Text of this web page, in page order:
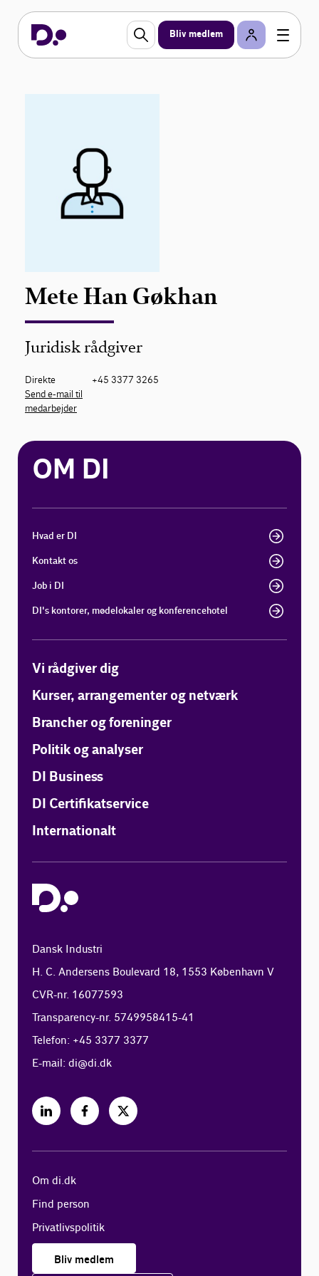
Bliv medlem
Mete Han Gøkhan
Juridisk rådgiver
Direkte
+45 3377 3265
Send e-mail til
medarbejder
OM DI
Hvad er DI
Kontakt os
Job i DI
DI's kontorer, mødelokaler og konferencehotel
Vi rådgiver dig
Kurser, arrangementer og netværk
Brancher og foreninger
Politik og analyser
DI Business
DI Certifikatservice
Internationalt
Dansk Industri
H. C. Andersens Boulevard 18, 1553 København V
CVR-nr. 16077593
Transparency-nr. 5749958415-41
Telefon: +45 3377 3377
E-mail:di@di.dk
Om di.dk
Find person
Privatlivspolitik
Bliv medlem